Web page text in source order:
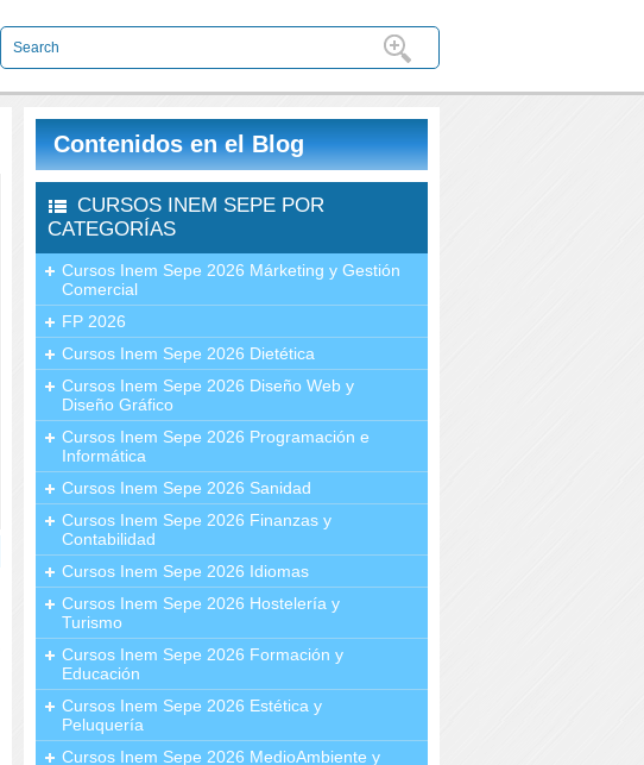
Contenidos en el Blog
CURSOS INEM SEPE POR
CATEGORÍAS
Cursos Inem Sepe 2026 Márketing y Gestión
Comercial
FP 2026
Cursos Inem Sepe 2026 Dietética
Cursos Inem Sepe 2026 Diseño Web y
Diseño Gráfico
Cursos Inem Sepe 2026 Programación e
Informática
Cursos Inem Sepe 2026 Sanidad
Cursos Inem Sepe 2026 Finanzas y
Contabilidad
Cursos Inem Sepe 2026 Idiomas
Cursos Inem Sepe 2026 Hostelería y
Turismo
Cursos Inem Sepe 2026 Formación y
Educación
Cursos Inem Sepe 2026 Estética y
Peluquería
Cursos Inem Sepe 2026 MedioAmbiente y